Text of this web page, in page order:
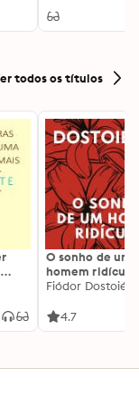
todos os títulos
O sonho de um
homem ridículo
Fiódor
4.7